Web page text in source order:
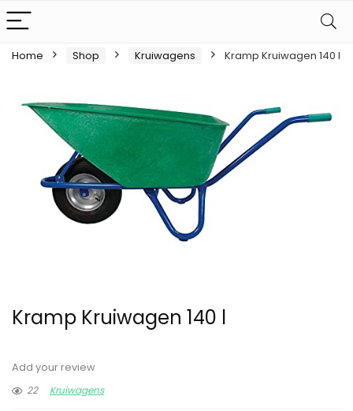
Home Shop Kruiwagens Kramp Kruiwagen 140 l
Kramp Kruiwagen 140 l
Add your review
22
Kruiwagens